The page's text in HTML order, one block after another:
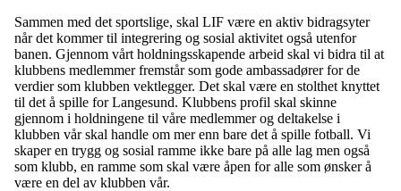
Sammen med det sportslige, skal LIF være en aktiv bidragsyter
når det kommer til integrering og sosial aktivitet også utenfor
banen. Gjennom vårt holdningsskapende arbeid skal vi bidra til at
klubbens medlemmer fremstår som gode ambassadører for de
verdier som klubben vektlegger. Det skal være en stolthet knyttet
til det å spille for Langesund. Klubbens profil skal skinne
gjennom i holdningene til våre medlemmer og deltakelse i
klubben vår skal handle om mer enn bare det å spille fotball. Vi
skaper en trygg og sosial ramme ikke bare på alle lag men også
som klubb, en ramme som skal være åpen for alle som ønsker å
være en del av klubben vår.